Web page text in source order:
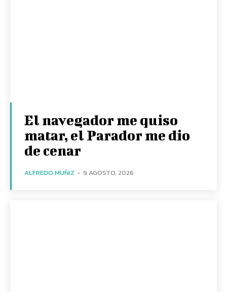
El navegador me quiso
matar, el Parador me dio
de cenar
ALFREDO MUÑIZ - 9 AGOSTO, 2026